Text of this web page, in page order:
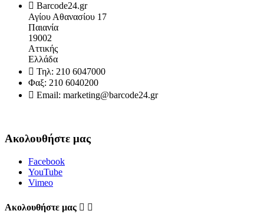
 Barcode24.gr
Αγίου Αθανασίου 17
Παιανία
19002
Αττικής
Ελλάδα
 Τηλ: 210 6047000
Φαξ: 210 6040200
 Email: marketing@barcode24.gr
Ακολουθήστε μας
Facebook
YouTube
Vimeo
Aκολουθήστε μας  